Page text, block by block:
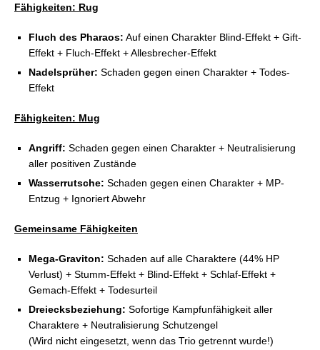
Fähigkeiten: Rug
Fluch des Pharaos: Auf einen Charakter Blind-Effekt + Gift-
Effekt + Fluch-Effekt + Allesbrecher-Effekt
Nadelsprüher: Schaden gegen einen Charakter + Todes-
Effekt
Fähigkeiten: Mug
Angriff: Schaden gegen einen Charakter + Neutralisierung
aller positiven Zustände
Wasserrutsche: Schaden gegen einen Charakter + MP-
Entzug + Ignoriert Abwehr
Gemeinsame Fähigkeiten
Mega-Graviton: Schaden auf alle Charaktere (44% HP
Verlust) + Stumm-Effekt + Blind-Effekt + Schlaf-Effekt +
Gemach-Effekt + Todesurteil
Dreiecksbeziehung: Sofortige Kampfunfähigkeit aller
Charaktere + Neutralisierung Schutzengel
(Wird nicht eingesetzt, wenn das Trio getrennt wurde!)